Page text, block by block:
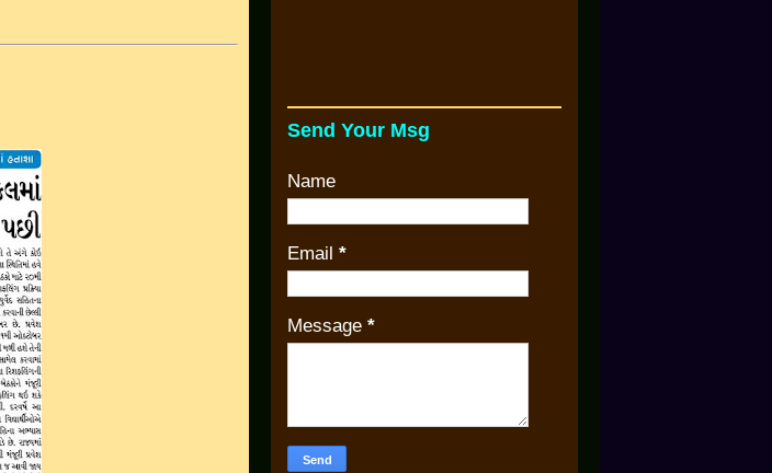
Send Your Msg
Name
Email *
Message *